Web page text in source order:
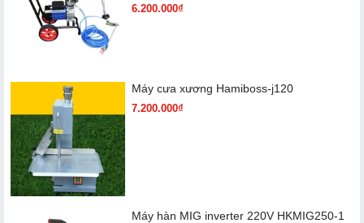
6.200.000₫
Máy cưa xương Hamiboss-j120
7.200.000₫
Máy hàn MIG inverter 220V HKMIG250-1